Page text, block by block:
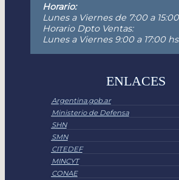
Horario:
Lunes a Viernes de 7:00 a
Horario Dpto Ventas:
Lunes a Viernes 9:00 a 17:00
ENLACES
Argentina.gob.ar
Ministerio de Defensa
SHN
SMN
CITEDEF
MINCYT
CONAE